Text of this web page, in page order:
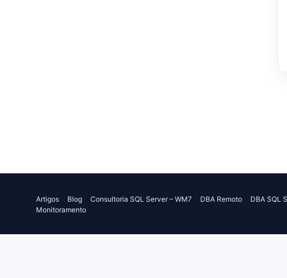
Artigos Blog Consultoria SQL Server – WM7 DBA Remoto DBA SQL
Monitoramento